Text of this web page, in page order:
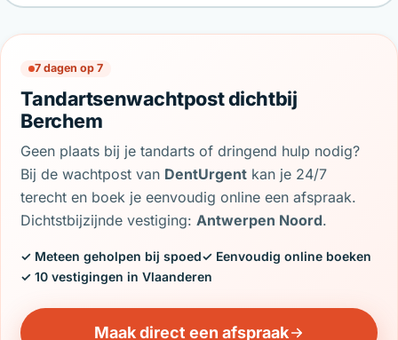
7 dagen op 7
Tandartsenwachtpost dichtbij
Berchem
Geen plaats bij je tandarts of dringend hulp nodig?
Bij de wachtpost van DentUrgent kan je 24/7
terecht en boek je eenvoudig online een afspraak.
Dichtstbijzijnde vestiging:Antwerpen Noord.
✓ Meteen geholpen bij spoed✓ Eenvoudig online boeken
✓ 10 vestigingen in Vlaanderen
Maak direct een afspraak